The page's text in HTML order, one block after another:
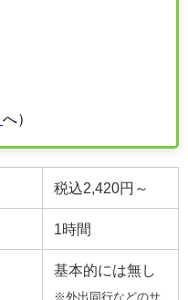
へ）
税込2,420円～
1時間
基本的には無し
※外出同行などのサ